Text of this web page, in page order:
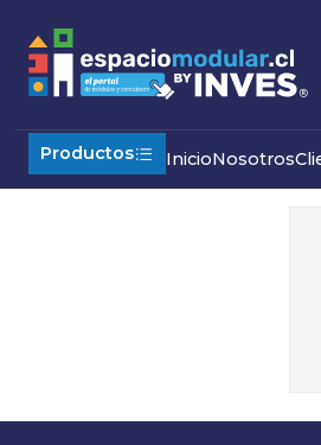
Productos InicioNosotros
Inicio Containers